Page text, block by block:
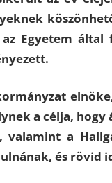
Egyetem
a célja,
valamint a
és